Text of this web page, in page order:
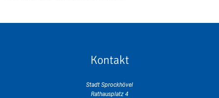
Kontakt
Stadt Sprockhövel
Rathausplatz 4